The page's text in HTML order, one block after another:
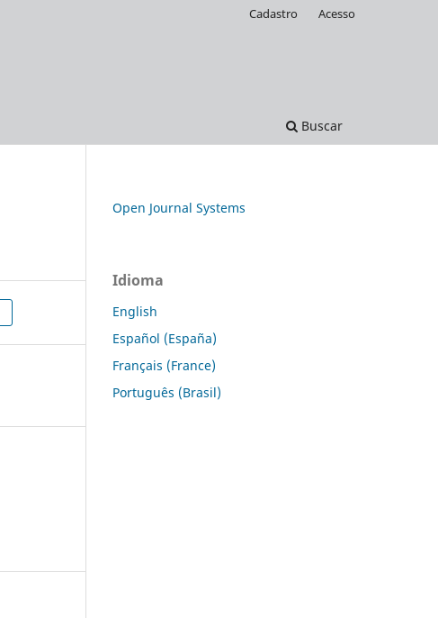
Buscar
Cadastro Acesso
Open Journal Systems
Idioma
English
Español (España)
Français (France)
Português (Brasil)